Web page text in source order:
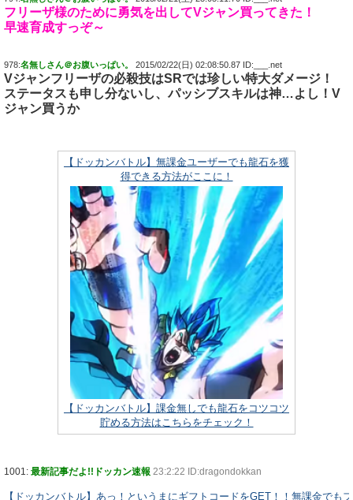
フリーザ様のために勇気を出してVジャン買ってきた！
早速育成すっぞ～
978:名無しさん＠お腹いっぱい。 2015/02/22(日) 02:08:50.87 ID:___.net
Vジャンフリーザの必殺技はSRでは珍しい特大ダメージ！
ステータスも申し分ないし、パッシブスキルは神…よし！V
ジャン買うか
【ドッカンバトル】無課金ユーザーでも龍石を獲
得できる方法がここに！
【ドッカンバトル】課金無しでも龍石をコツコツ
貯める方法はこちらをチェック！
1001: 最新記事だよ!!ドッカン速報 23:2:22 ID:dragondokkan
【ドッカンバトル】あっ！というまにギフトコードをGET！！無課金でも